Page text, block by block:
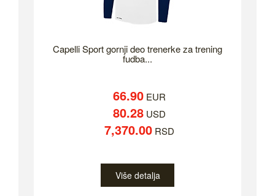
Capelli Sport gornji deo trenerke za trening
fudba...
66.90EUR
80.28USD
7,370.00RSD
Više detalja